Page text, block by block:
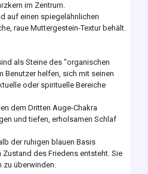
im Zentrum.
auf einen spiegelähnlichen
raue Muttergestein-Textur behält.
als Steine des "organischen
Benutzer helfen, sich mit seinen
oder spirituelle Bereiche
dem Dritten Auge-Chakra
und tiefen, erholsamen Schlaf
der ruhigen blauen Basis
des Friedens entsteht. Sie
zu überwinden.